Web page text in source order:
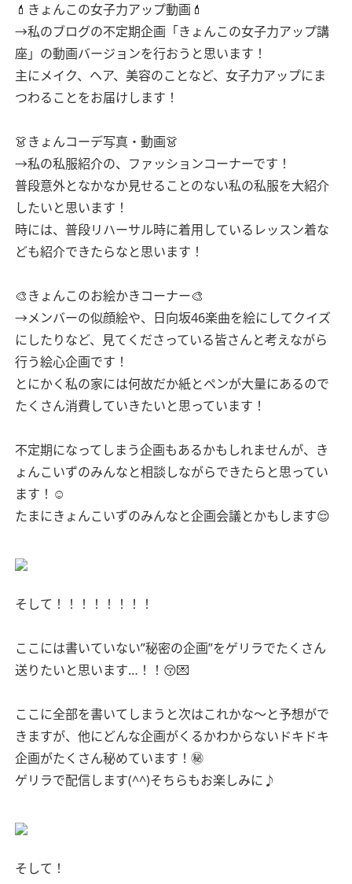
💄きょんこの女子力アップ動画💄
→私のブログの不定期企画「きょんこの女子力アップ講
座」の動画バージョンを行おうと思います！
主にメイク、ヘア、美容のことなど、女子力アップにま
つわることをお届けします！
👗きょんコーデ写真・動画👗
→私の私服紹介の、ファッションコーナーです！
普段意外となかなか見せることのない私の私服を大紹介
したいと思います！
時には、普段リハーサル時に着用しているレッスン着な
ども紹介できたらなと思います！
🎨きょんこのお絵かきコーナー🎨
→メンバーの似顔絵や、日向坂46楽曲を絵にしてクイズ
にしたりなど、見てくださっている皆さんと考えながら
行う絵心企画です！
とにかく私の家には何故だか紙とペンが大量にあるので
たくさん消費していきたいと思っています！
不定期になってしまう企画もあるかもしれませんが、き
ょんこいずのみんなと相談しながらできたらと思ってい
ます！☺️
たまにきょんこいずのみんなと企画会議とかもします😌
そして！！！！！！！！
ここには書いていない”秘密の企画”をゲリラでたくさん
送りたいと思います…！！😚💌
ここに全部を書いてしまうと次はこれかな〜と予想がで
きますが、他にどんな企画がくるかわからないドキドキ
企画がたくさん秘めています！㊙️
ゲリラで配信します(^^)そちらもお楽しみに♪
そして！